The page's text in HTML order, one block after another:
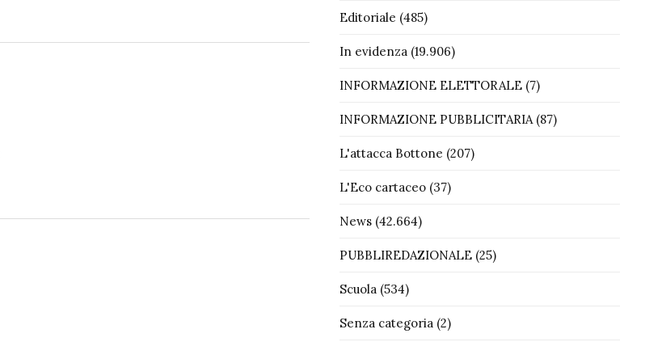
Editoriale (485)
In evidenza(19.906)
INFORMAZIONE ELETTORALE(7)
INFORMAZIONE PUBBLICITARIA(87)
L'attacca Bottone (207)
L'Eco cartaceo(37)
News(42.664)
PUBBLIREDAZIONALE(25)
Scuola(534)
Senza categoria(2)